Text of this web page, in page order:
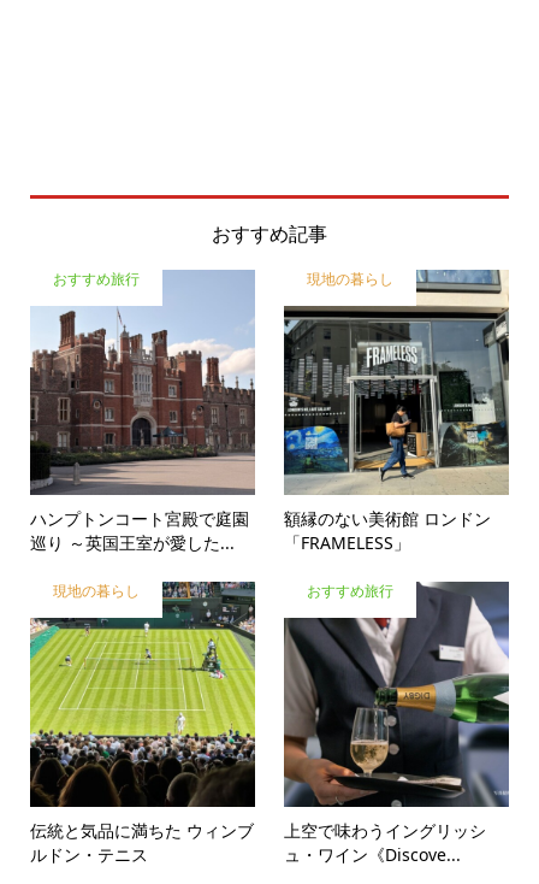
おすすめ記事
おすすめ旅行
ハンプトンコート宮殿で庭園
巡り ～英国王室が愛した...
現地の暮らし
額縁のない美術館 ロンドン
「FRAMELESS」
現地の暮らし
伝統と気品に満ちた ウィンブ
ルドン・テニス
おすすめ旅行
上空で味わうイングリッシ
ュ・ワイン《Discove...